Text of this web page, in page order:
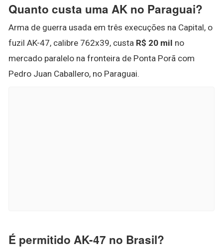
Quanto custa uma AK no Paraguai?
Arma de guerra usada em três execuções na Capital, o
fuzil AK-47, calibre 762x39, custa R$ 20 mil no
mercado paralelo na fronteira de Ponta Porã com
Pedro Juan Caballero, no Paraguai.
É permitido AK-47 no Brasil?